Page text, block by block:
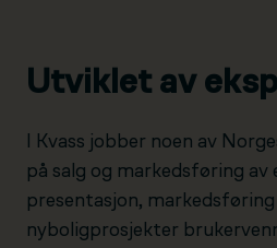
Utviklet av
I Kvass jobber noen av
på salg og markedsføring av
presentasjon, markedsføring
nyboligprosjekter